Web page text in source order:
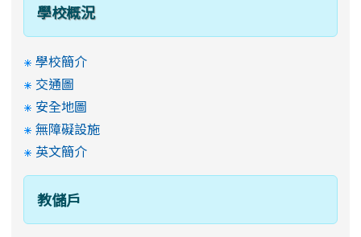
學校概況
學校簡介
交通圖
安全地圖
無障礙設施
英文簡介
教儲戶